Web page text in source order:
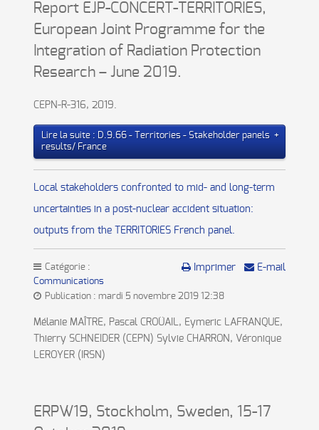
Report EJP-CONCERT-TERRITORIES,
European Joint Programme for the
Integration of Radiation Protection
Research – June 2019.
CEPN-R-316, 2019.
Lire la suite : D.9.66 - Territories - Stakeholder panels
results/ France
Local stakeholders confronted to mid- and long-term
uncertainties in a post-nuclear accident situation:
outputs from the TERRITORIES French panel.
Imprimer E-mail
Catégorie :
Communications
Publication : mardi 5 novembre 2019 12:38
Mélanie MAÎTRE, Pascal CROÜAIL, Eymeric LAFRANQUE,
Thierry SCHNEIDER (CEPN) Sylvie CHARRON, Véronique
LEROYER (IRSN)
ERPW19, Stockholm, Sweden, 15-17